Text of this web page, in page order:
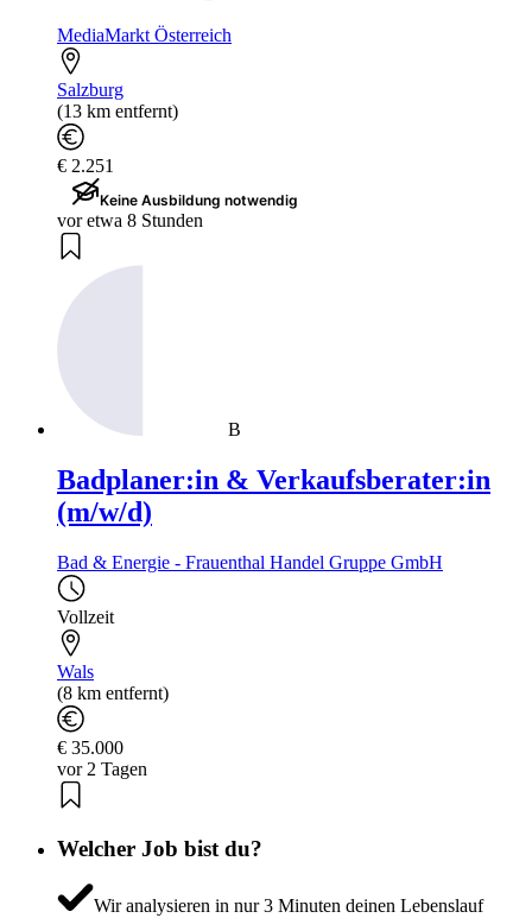
MediaMarkt Österreich
Salzburg
(13 km entfernt)
€ 2.251
Keine Ausbildung notwendig
vor etwa 8 Stunden
B
Badplaner:in & Verkaufsberater:in
(m/w/d)
Bad & Energie - Frauenthal Handel Gruppe GmbH
Vollzeit
Wals
(8 km entfernt)
€ 35.000
vor 2 Tagen
Welcher Job bist du?
Wir analysieren in nur 3 Minuten deinen Lebenslauf